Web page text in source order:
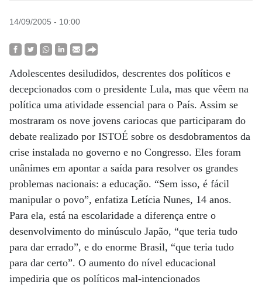
14/09/2005 - 10:00
Adolescentes desiludidos, descrentes dos políticos e
decepcionados com o presidente Lula, mas que vêem na
política uma atividade essencial para o País. Assim se
mostraram os nove jovens cariocas que participaram do
debate realizado por ISTOÉ sobre os desdobramentos da
crise instalada no governo e no Congresso. Eles foram
unânimes em apontar a saída para resolver os grandes
problemas nacionais: a educação. “Sem isso, é fácil
manipular o povo”, enfatiza Letícia Nunes, 14 anos.
Para ela, está na escolaridade a diferença entre o
desenvolvimento do minúsculo Japão, “que teria tudo
para dar errado”, e do enorme Brasil, “que teria tudo
para dar certo”. O aumento do nível educacional
impediria que os políticos mal-intencionados